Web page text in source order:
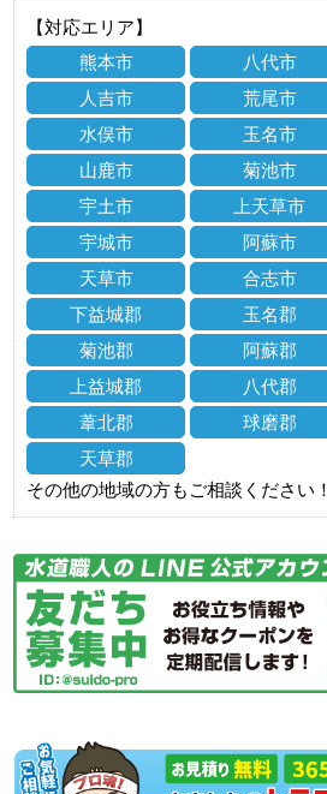
【対応エリア】
熊本市
八代市
人吉市
荒尾市
水俣市
玉名市
山鹿市
菊池市
宇土市
上天草市
宇城市
阿蘇市
天草市
合志市
下益城郡
玉名郡
菊池郡
阿蘇郡
上益城郡
八代郡
葦北郡
球磨郡
天草郡
その他の地域の方もご相談ください！